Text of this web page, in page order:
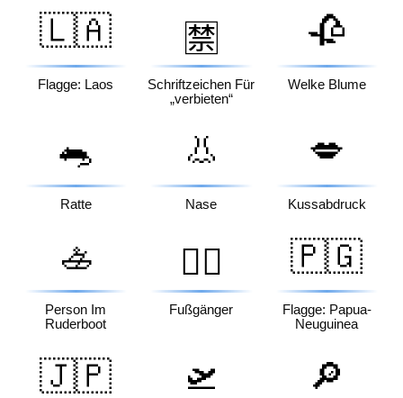
🇱🇦
Flagge: Laos
🈲
Schriftzeichen Für
„verbieten“
🥀
Welke Blume
🐀
Ratte
👃
Nase
💋
Kussabdruck
🚣
Person Im
Ruderboot
🚶‍♂️
Fußgänger
🇵🇬
Flagge: Papua-
Neuguinea
🇯🇵 🛫 🔎